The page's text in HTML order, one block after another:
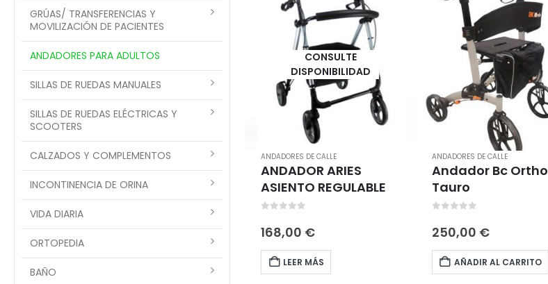
CONSULTE
DISPONIBILIDAD
ANDADORES DE CALLE
ANDADOR ARIES
ASIENTO REGULABLE
168,00 €
LEER MÁS
ANDADORES DE CALLE
Andador Bc Ortho
Tauro
250,00 €
AÑADIR AL CARRITO
GRÚAS/ TRANSFERENCIAS Y
MOVILIZACIÓN DE PACIENTES
ANDADORES PARA ADULTOS
SILLAS DE RUEDAS MANUALES
SILLAS DE RUEDAS ELÉCTRICAS Y
SCOOTERS
CALZADOS Y COMPLEMENTOS
INCONTINENCIA DE ORINA
VIDA DIARIA
ORTOPEDIA
BAÑO